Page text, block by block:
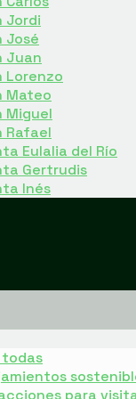
Jordi
José
Juan
Lorenzo
Mateo
Miguel
Rafael
Eulalia del Río
Gertrudis
Inés
todas
para